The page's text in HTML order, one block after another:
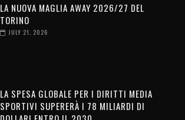
LA NUOVA MAGLIA AWAY 2026/27 DEL
TORINO
JULY 21, 2026
LA SPESA GLOBALE PER I DIRITTI MEDIA
SPORTIVI SUPERERÀ I 78 MILIARDI DI